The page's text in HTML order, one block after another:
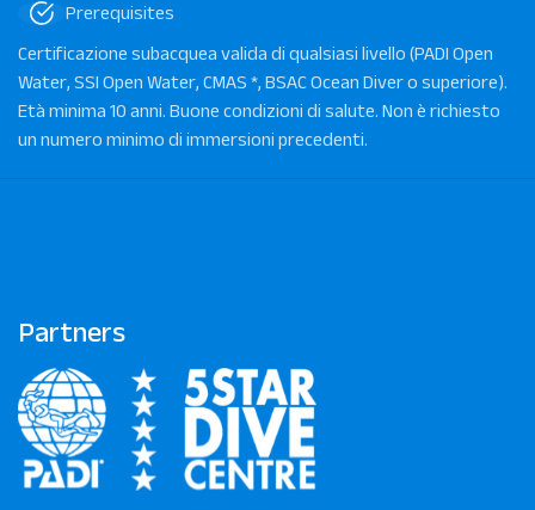
Prerequisites
Certificazione subacquea valida di qualsiasi livello (PADI Open
Water, SSI Open Water, CMAS *, BSAC Ocean Diver o superiore).
Età minima 10 anni. Buone condizioni di salute. Non è richiesto
un numero minimo di immersioni precedenti.
Partners